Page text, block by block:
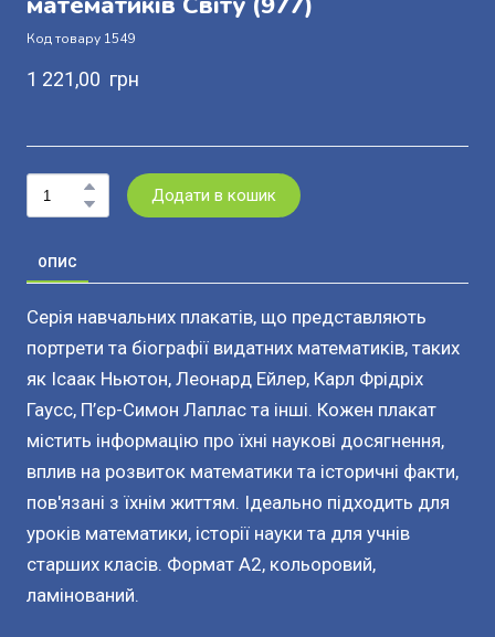
Код товару 1549
1 221,00  грн
Додати в кошик
ОПИС
Серія навчальних плакатів, що представляють
портрети та біографії видатних математиків, таких
як Ісаак Ньютон, Леонард Ейлер, Карл Фрідріх
Гаусс, П’єр-Симон Лаплас та інші. Кожен плакат
містить інформацію про їхні наукові досягнення,
вплив на розвиток математики та історичні факти,
пов'язані з їхнім життям. Ідеально підходить для
уроків математики, історії науки та для учнів
старших класів. Формат А2, кольоровий,
ламінований.